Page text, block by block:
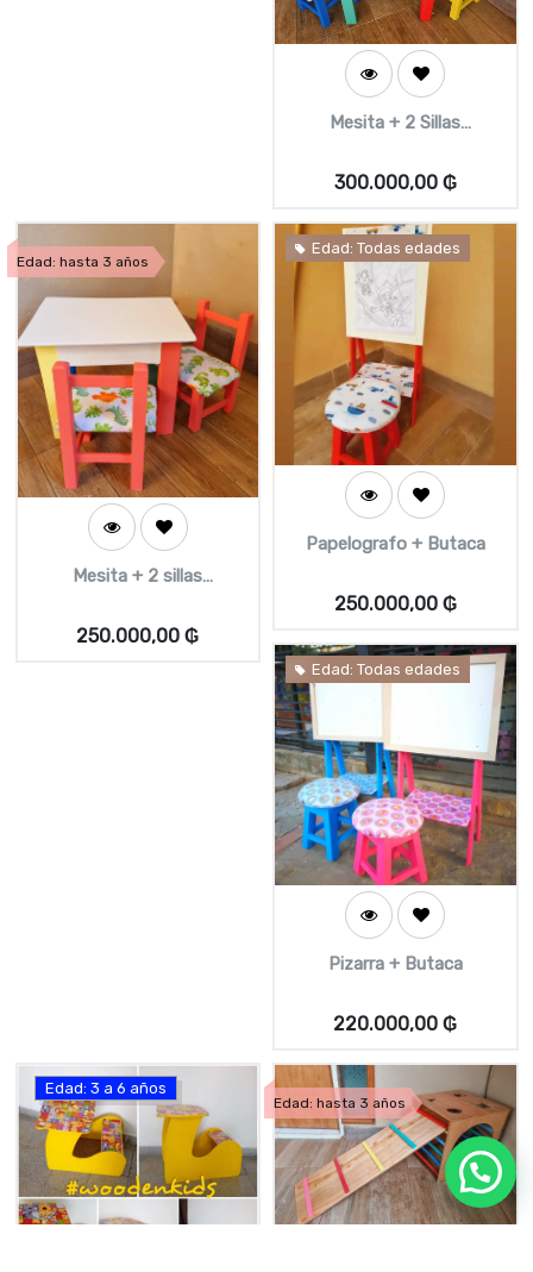
Mesita + 2 Sillas
300.000,00₲
Edad: hasta 3 años
Mesita + 2 sillas
250.000,00 ₲
Edad: Todas edades
Papelografo + Butaca
250.000,00₲
Edad: Todas edades
Pizarra + Butaca
220.000,00 ₲
Edad: 3 a 6 años
Edad: hasta 3 años